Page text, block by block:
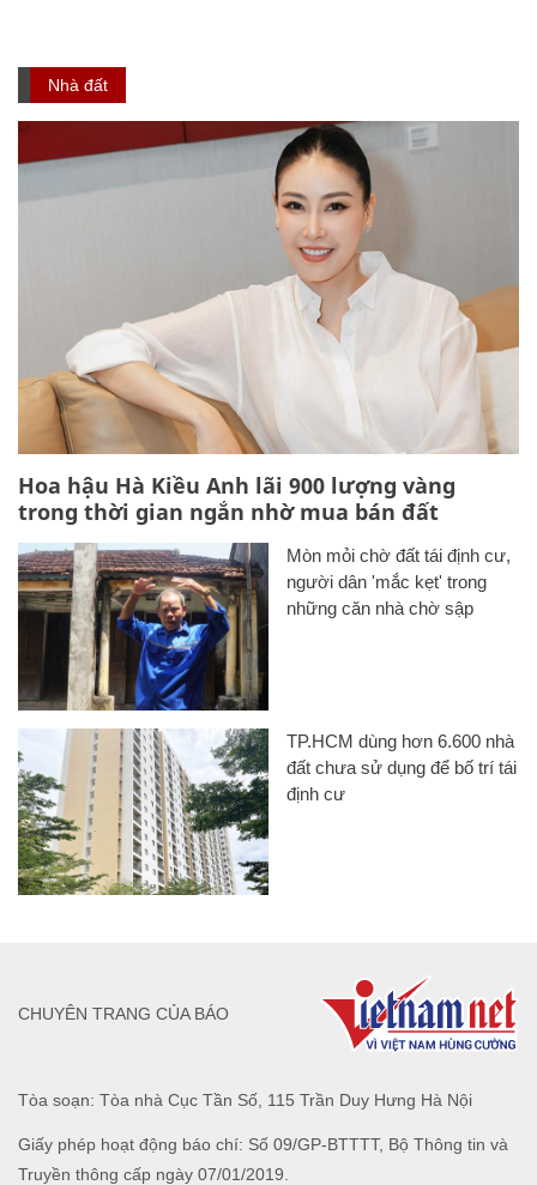
Nhà đất
Hoa hậu Hà Kiều Anh lãi 900 lượng vàng
trong thời gian ngắn nhờ mua bán đất
Mòn mỏi chờ đất tái định cư,
người dân 'mắc kẹt' trong
những căn nhà chờ sập
TP.HCM dùng hơn 6.600 nhà
đất chưa sử dụng để bố trí tái
định cư
Tòa soạn: Tòa nhà Cục Tần Số, 115 Trần Duy Hưng Hà Nội
Giấy phép hoạt động báo chí: Số 09/GP-BTTTT, Bộ Thông tin và
Truyền thông cấp ngày 07/01/2019.
CHUYÊN TRANG CỦA BÁO